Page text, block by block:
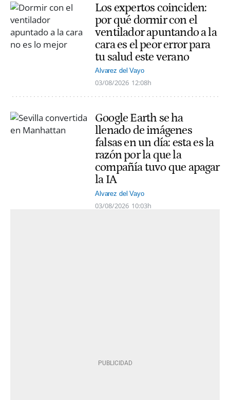
Los expertos coinciden:
por qué dormir con el
ventilador apuntando a la
cara es el peor error para
tu salud este verano
Alvarez del Vayo
03/08/2026 12:08h
Google Earth se ha
llenado de imágenes
falsas en un día: esta es la
razón por la que la
compañía tuvo que apagar
la IA
Alvarez del Vayo
03/08/2026 10:03h